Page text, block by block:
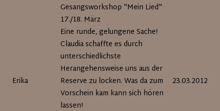
Erika
Gesangsworkshop "Mein Lied"
17./18. März
Eine runde, gelungene Sache!
Claudia schaffte es durch
unterschiedlichste
Herangehensweise uns aus der
Reserve zu locken. Was da zum
Vorschein kam kann sich hören
lassen!
23.03.2012